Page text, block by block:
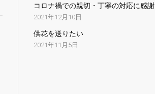
コロナ禍での親切・丁寧の対応に感謝
2021年12月10日
供花を送りたい
2021年11月5日